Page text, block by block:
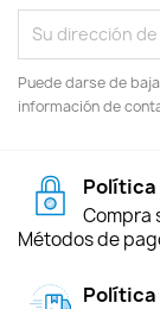
Puede darse de
información de
Política
Compra
Métodos de
Política